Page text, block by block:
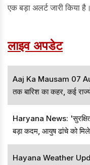
एक बड़ा अलर्ट जारी किया
लाइव अपडेट
Aaj Ka Mausam 07
तक बारिश का कहर, कई
बड़ा अपडेट
Haryana News: 'सुरक्षित
बड़ा कदम, आयुष ढांचे को
Hayana Weather